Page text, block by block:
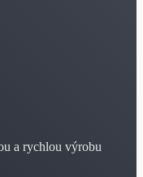
a rychlou výrobu